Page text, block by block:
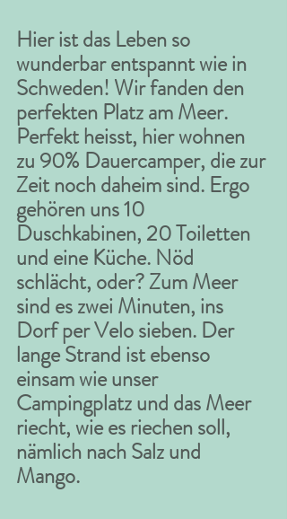
Hier ist das Leben so
wunderbar entspannt wie in
Schweden! Wir fanden den
perfekten Platz am Meer.
Perfekt heisst, hier wohnen
zu 90% Dauercamper, die zur
Zeit noch daheim sind. Ergo
gehören uns 10
Duschkabinen, 20 Toiletten
und eine Küche. Nöd
schlächt, oder? Zum Meer
sind es zwei Minuten, ins
Dorf per Velo sieben. Der
lange Strand ist ebenso
einsam wie unser
Campingplatz und das Meer
riecht, wie es riechen soll,
nämlich nach Salz und
Mango.